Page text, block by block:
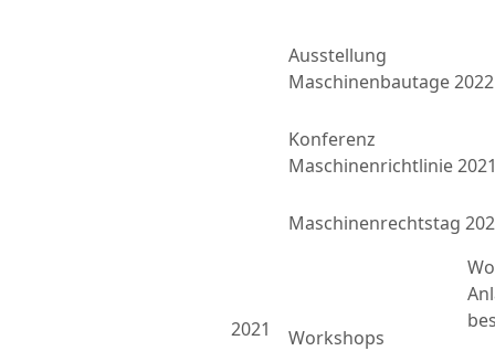
Ausstellung
Maschinenbautage 2022
2021
Konferenz
Maschinenrichtlinie
Maschinenrechtstag
Workshops